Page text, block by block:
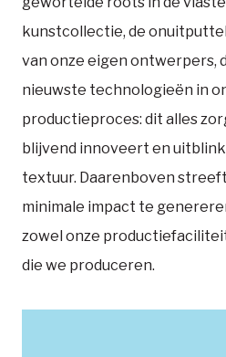
kunstcollectie, de
van onze eigen ontwerpers,
nieuwste technologieën in
productieproces: dit alles
blijvend innoveert en
textuur. Daarenboven
minimale impact te
zowel onze
die we produceren.